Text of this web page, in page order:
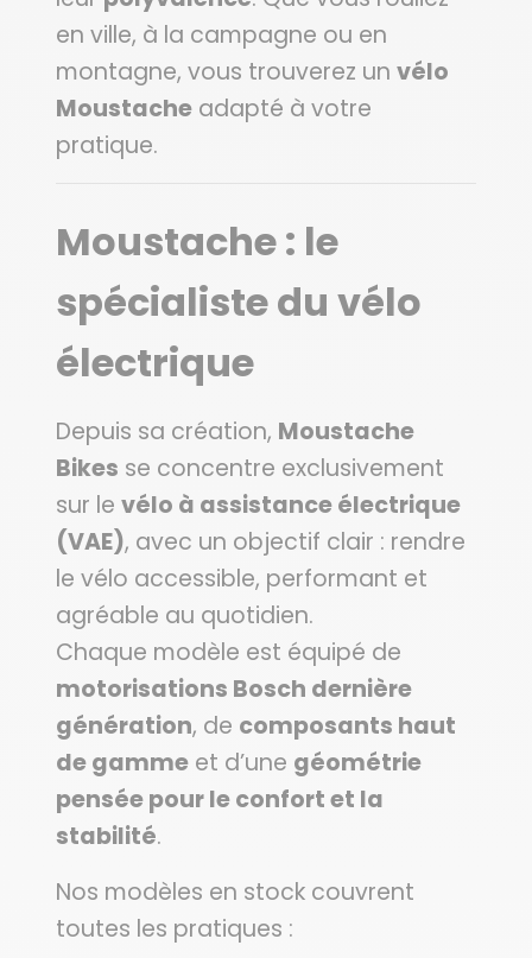
en ville, à la campagne ou en
montagne, vous trouverez un vélo
Moustache adapté à votre
pratique.
Moustache : le
spécialiste du vélo
électrique
Depuis sa création, Moustache
Bikes se concentre exclusivement
sur le vélo à assistance électrique
(VAE), avec un objectif clair : rendre
le vélo accessible, performant et
agréable au quotidien.
Chaque modèle est équipé de
motorisations Bosch dernière
génération, de composants haut
de gamme et d’une géométrie
pensée pour le confort et la
stabilité.
Nos modèles en stock couvrent
toutes les pratiques :